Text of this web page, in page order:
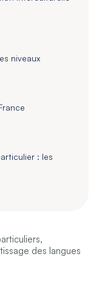
niveaux
: les
des langues